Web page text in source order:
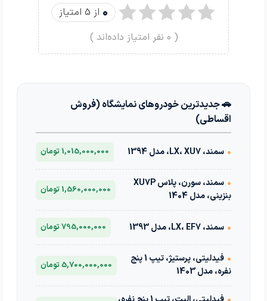
0 از 5 امتیاز
(
0 نفر امتیاز داده‌اند )
🚗 جدیدترین خودروهای نمایشگاه (فروش
اقساطی)
• سمند، LX، XU7، مدل 1394 1,015,000,000 تومان
•
سمند، سورن، پلاس XU7P
بنزینی، مدل 1404
1,560,000,000 تومان
• سمند، LX، EF7، مدل 1393 795,000,000 تومان
•
فیدلیتی، پرستیژ، تیپ 1 پنج
نفره، مدل 1403
5,700,000,000 تومان